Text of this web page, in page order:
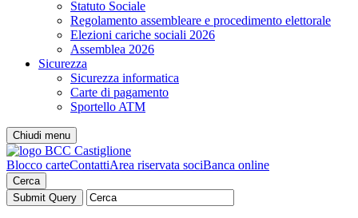
Statuto Sociale
Regolamento assembleare e procedimento elettorale
Elezioni cariche sociali 2026
Assemblea 2026
Sicurezza
Sicurezza informatica
Carte di pagamento
Sportello ATM
Chiudi menu
Blocco carteContattiArea riservata sociBanca online
Cerca